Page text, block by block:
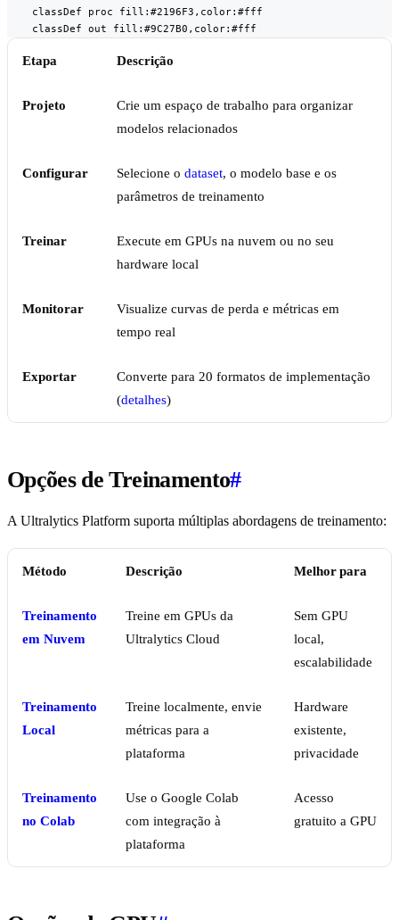
    classDef proc fill:#2196F3,color:#fff
    classDef out fill:#9C27B0,color:#fff
Etapa Descrição
Projeto
Crie um espaço de trabalho para organizar
modelos relacionados
Configurar Selecione o dataset, o modelo base e os
parâmetros de treinamento
Treinar
Execute em GPUs na nuvem ou no seu
hardware local
Monitorar
Visualize curvas de perda e métricas em
tempo real
Exportar
Converte para 20 formatos de implementação
(detalhes)
Opções de Treinamento#
A Ultralytics Platform suporta múltiplas abordagens de treinamento:
Método Descrição Melhor para
Treinamento
em Nuvem
Treine em GPUs da
Ultralytics Cloud
Sem GPU
local,
escalabilidade
Treinamento
Local
Treine localmente, envie
métricas para a
plataforma
Hardware
existente,
privacidade
Treinamento
no Colab
Use o Google Colab
com integração à
plataforma
Acesso
gratuito a GPU